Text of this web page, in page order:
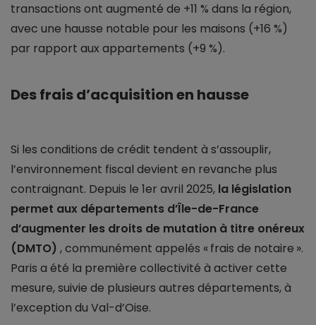
transactions ont augmenté de +11 % dans la région,
avec une hausse notable pour les maisons (+16 %)
par rapport aux appartements (+9 %).
Des frais d’acquisition en hausse
Si les conditions de crédit tendent à s’assouplir,
l’environnement fiscal devient en revanche plus
contraignant. Depuis le 1er avril 2025, la législation
permet aux départements d’Île-de-France
d’augmenter les droits de mutation à titre onéreux
(DMTO) , communément appelés « frais de notaire ».
Paris a été la première collectivité à activer cette
mesure, suivie de plusieurs autres départements, à
l’exception du Val-d’Oise.